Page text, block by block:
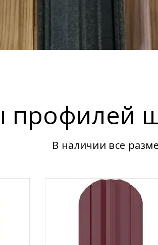
профилей
В наличии все